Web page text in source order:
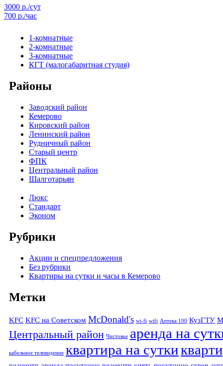
3000 р./сут
700 р./час
1-комнатные
2-комнатные
3-комнатные
КГТ (малогабаритная студия)
Районы
Заводский район
Кемерово
Кировский район
Ленинский район
Рудничный район
Старый центр
ФПК
Центральный район
Шалготарьян
Люкс
Стандарт
Эконом
Рубрики
Акции и спецпредложения
Без рубрики
Квартиры на сутки и часы в Кемерово
Метки
KFC KFC на Советском McDonald's wi-fi wifi Аптека 100 КузГТУ
Центральный район Чистовье аренда на
кабельное телевидение квартира на сутки